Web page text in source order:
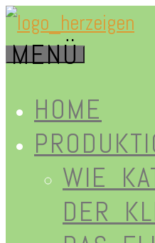
Zum
Inhalt
herz-
MENÜ
HOME
WIE
DER